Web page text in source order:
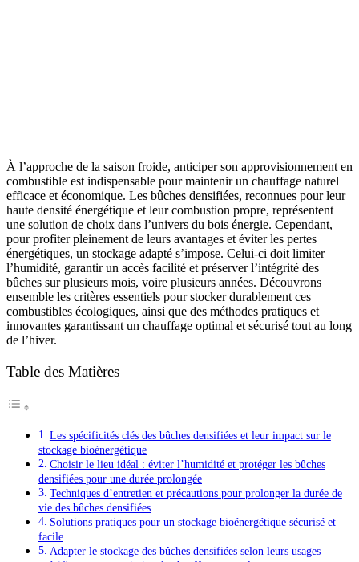
À l’approche de la saison froide, anticiper son approvisionnement en
combustible est indispensable pour maintenir un chauffage naturel
efficace et économique. Les bûches densifiées, reconnues pour leur
haute densité énergétique et leur combustion propre, représentent
une solution de choix dans l’univers du bois énergie. Cependant,
pour profiter pleinement de leurs avantages et éviter les pertes
énergétiques, un stockage adapté s’impose. Celui-ci doit limiter
l’humidité, garantir un accès facilité et préserver l’intégrité des
bûches sur plusieurs mois, voire plusieurs années. Découvrons
ensemble les critères essentiels pour stocker durablement ces
combustibles écologiques, ainsi que des méthodes pratiques et
innovantes garantissant un chauffage optimal et sécurisé tout au long
de l’hiver.
Table des Matières
Les spécificités clés des bûches densifiées et leur impact sur le
stockage bioénergétique
Choisir le lieu idéal : éviter l’humidité et protéger les bûches
densifiées pour une durée prolongée
Techniques d’entretien et précautions pour prolonger la durée de
vie des bûches densifiées
Solutions pratiques pour un stockage bioénergétique sécurisé et
facile
Adapter le stockage des bûches densifiées selon leurs usages